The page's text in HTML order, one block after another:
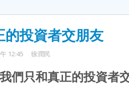
的投資者交朋友
12:45 徐潤民
我們只和真正的投資者